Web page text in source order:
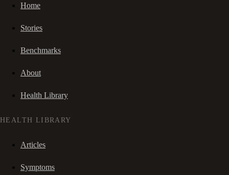
Home
Stories
Benchmarks
About
Health Library
HEALTH LIBRARY
Articles
Symptoms